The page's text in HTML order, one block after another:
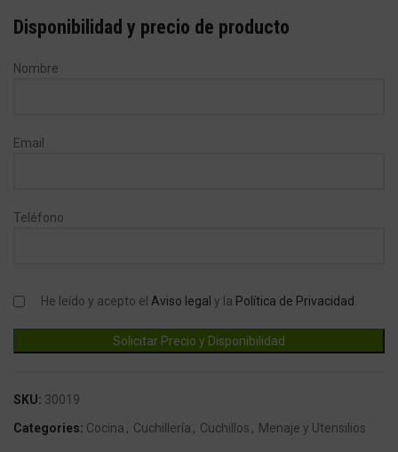
Disponibilidad y precio de producto
Nombre
Email
Teléfono
He leído y acepto el Aviso legal y la Política de Privacidad
SKU: 30019
Categories: Cocina , Cuchillería , Cuchillos , Menaje y Utensilios